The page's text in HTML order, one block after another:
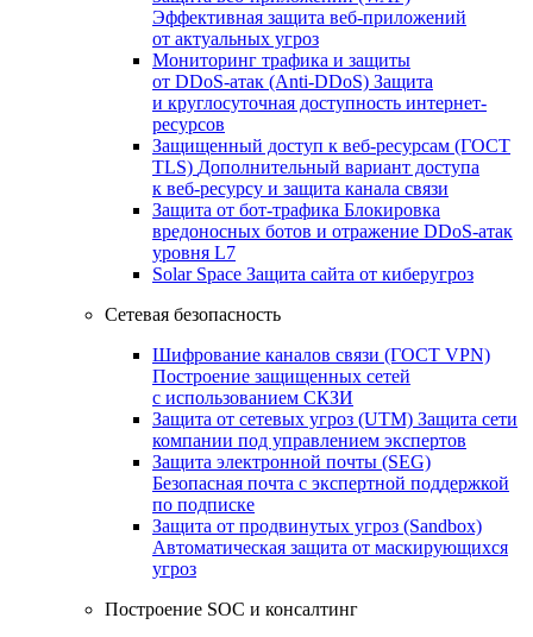
Эффективная защита веб-приложений
от актуальных угроз
Мониторинг трафика и защиты
от DDoS‑атак (Anti‑DDoS) Защита
и круглосуточная доступность интернет-
ресурсов
Защищенный доступ к веб-ресурсам (ГОСТ
TLS) Дополнительный вариант доступа
к веб‑ресурсу и защита канала связи
Защита от бот‑трафика Блокировка
вредоносных ботов и отражение DDoS‑атак
уровня L7
Solar Space Защита сайта от киберугроз
Сетевая безопасность
Шифрование каналов связи (ГОСТ VPN)
Построение защищенных сетей
с использованием СКЗИ
Защита от сетевых угроз (UTM) Защита сети
компании под управлением экспертов
Защита электронной почты (SEG)
Безопасная почта с экспертной поддержкой
по подписке
Защита от продвинутых угроз (Sandbox)
Автоматическая защита от маскирующихся
угроз
Построение SOC и консалтинг